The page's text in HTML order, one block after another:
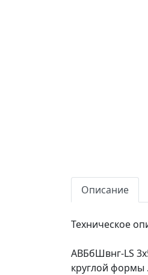
Описание
Техническое
АВБбШвнг-LS
круглой